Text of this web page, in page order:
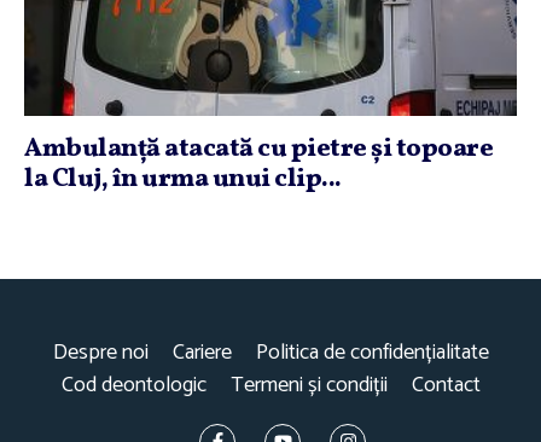
Ambulanţă atacată cu pietre şi topoare
la Cluj, în urma unui clip...
Despre noi Cariere
Politica de confidențialitate
Cod deontologic
Termeni și condiții Contact